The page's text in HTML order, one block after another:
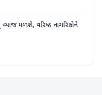
મળશે, વરિષ્ઠ નાગરિકોને